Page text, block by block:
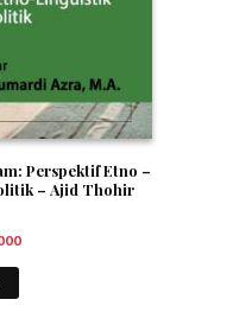
Perspektif Etno –
– Ajid Thohir